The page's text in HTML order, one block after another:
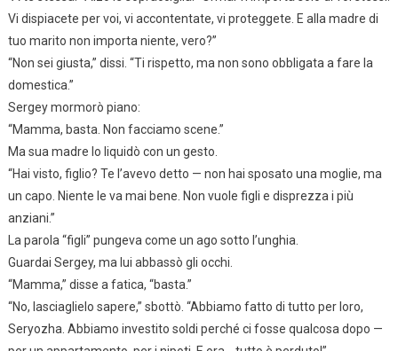
Vi dispiacete per voi, vi accontentate, vi proteggete. E alla madre di
tuo marito non importa niente, vero?”
“Non sei giusta,” dissi. “Ti rispetto, ma non sono obbligata a fare la
domestica.”
Sergey mormorò piano:
“Mamma, basta. Non facciamo scene.”
Ma sua madre lo liquidò con un gesto.
“Hai visto, figlio? Te l’avevo detto — non hai sposato una moglie, ma
un capo. Niente le va mai bene. Non vuole figli e disprezza i più
anziani.”
La parola “figli” pungeva come un ago sotto l’unghia.
Guardai Sergey, ma lui abbassò gli occhi.
“Mamma,” disse a fatica, “basta.”
“No, lasciaglielo sapere,” sbottò. “Abbiamo fatto di tutto per loro,
Seryozha. Abbiamo investito soldi perché ci fosse qualcosa dopo —